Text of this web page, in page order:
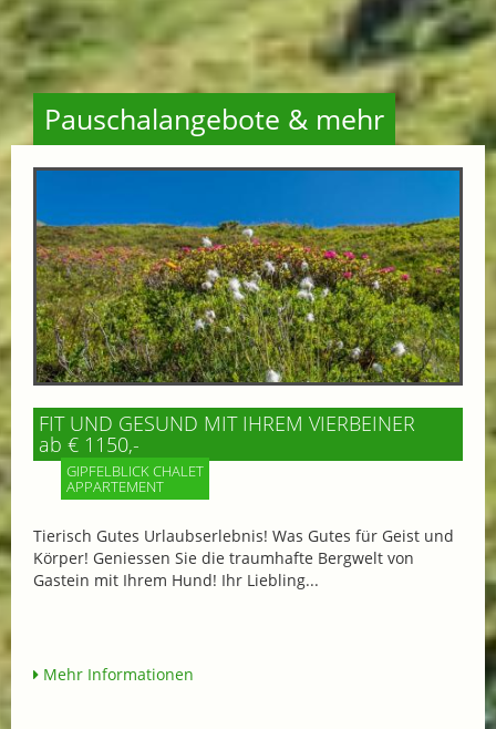
Pauschalangebote & mehr
FIT UND GESUND MIT IHREM VIERBEINER
ab € 1150,-
GIPFELBLICK CHALET
APPARTEMENT
Tierisch Gutes Urlaubserlebnis! Was Gutes für Geist und
Körper! Geniessen Sie die traumhafte Bergwelt von
Gastein mit Ihrem Hund! Ihr Liebling...
Mehr Informationen